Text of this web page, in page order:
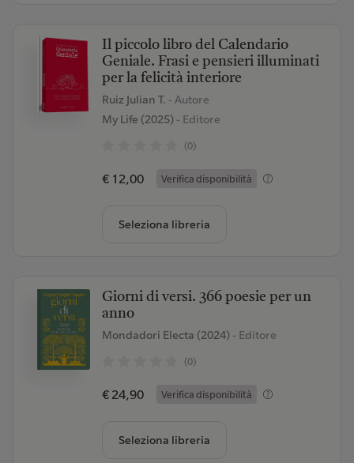
Il piccolo libro del Calendario
Geniale. Frasi e pensieri illuminati
per la felicità interiore
Ruiz Julian T. - Autore
My Life (2025)- Editore
(0)
€ 12,00 Verifica disponibilità
Seleziona libreria
Giorni di versi. 366 poesie per un
anno
Mondadori Electa (2024)- Editore
(0)
€ 24,90 Verifica disponibilità
Seleziona libreria